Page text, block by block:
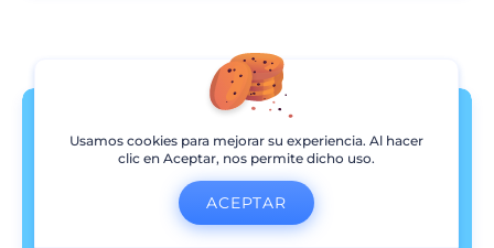
Usamos cookies para mejorar su experiencia. Al hacer
clic en Aceptar, nos permite dicho uso.
ACEPTAR